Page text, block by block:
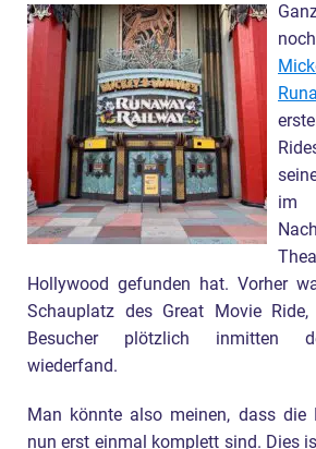
im
Hollywood gefunden hat. Vorher
Schauplatz des Great Movie
Besucher plötzlich inmitten
wiederfand.
Man könnte also meinen, dass die
nun erst einmal komplett sind. Dies